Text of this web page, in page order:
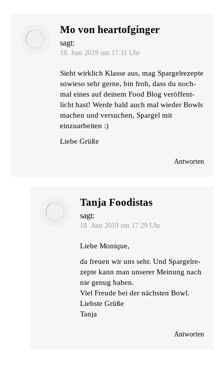
Mo von heartofginger
sagt:
18. Juni 2019 um 17:11 Uhr
Sieht wirk­lich Klas­se aus, mag Spar­gel­re­zep­te
sowie­so sehr ger­ne, bin froh, dass du noch­
mal eines auf dei­nem Food Blog ver­öf­fent­
licht hast! Wer­de bald auch mal wie­der Bowls
machen und ver­su­chen, Spar­gel mit
einzuarbeiten :)
Lie­be Grüße
Antworten
Tanja Foodistas
sagt:
18. Juni 2019 um 17:29 Uhr
Lie­be Monique,
da freu­en wir uns sehr. Und Spar­gel­re­
zep­te kann man unse­rer Mei­nung nach
nie genug haben.
Viel Freu­de bei der nächs­ten Bowl.
Liebs­te Grüße
Tanja
Antworten